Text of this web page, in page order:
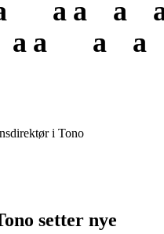
a
a
a
a
a
setter nye